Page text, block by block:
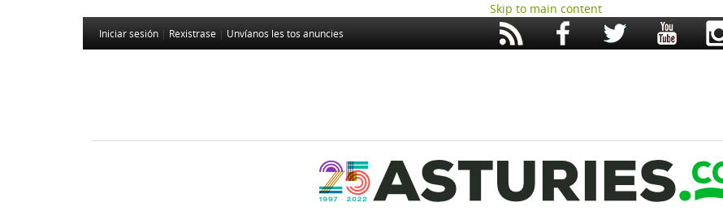
Skip to main content
Iniciar sesión Rexistrase Unvíanos les tos anuncies